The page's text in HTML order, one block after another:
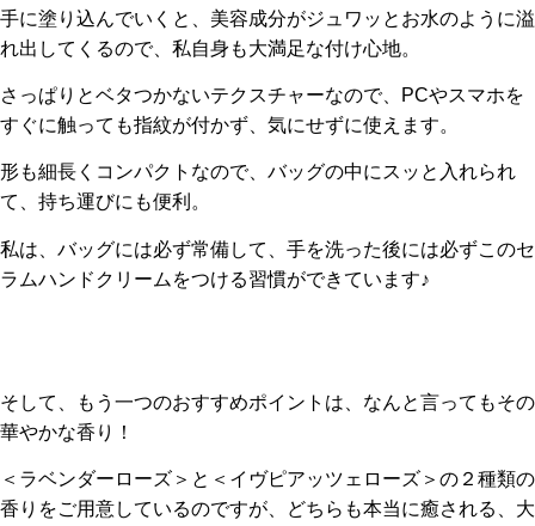
手に塗り込んでいくと、美容成分がジュワッとお水のように溢
れ出してくるので、私自身も大満足な付け心地。
さっぱりとベタつかないテクスチャーなので、PCやスマホを
すぐに触っても指紋が付かず、気にせずに使えます。
形も細長くコンパクトなので、バッグの中にスッと入れられ
て、持ち運びにも便利。
私は、バッグには必ず常備して、手を洗った後には必ずこのセ
ラムハンドクリームをつける習慣ができています♪
そして、もう一つのおすすめポイントは、なんと言ってもその
華やかな香り！
＜ラベンダーローズ＞と＜イヴピアッツェローズ＞の２種類の
香りをご用意しているのですが、どちらも本当に癒される、大